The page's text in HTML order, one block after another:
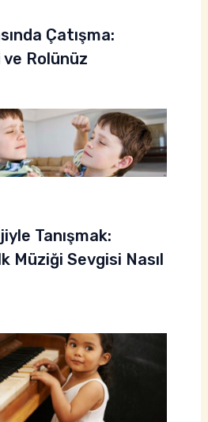
Çatışma:
Rolünüz
Tanışmak:
Müziği Sevgisi Nasıl